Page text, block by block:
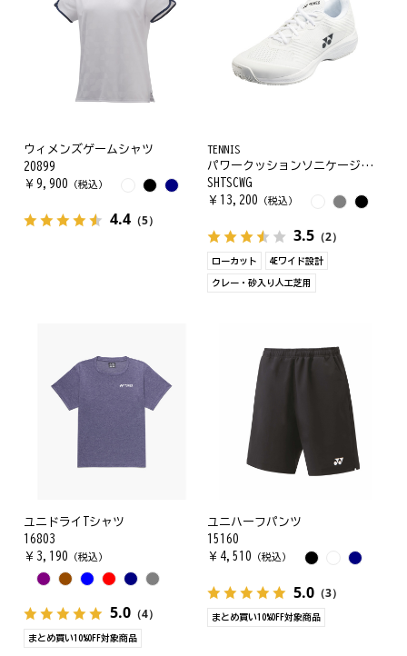
ウィメンズゲームシャツ
20899
￥ 9,900 （税込）
4.4 （5）
TENNIS
パワークッションソニケージワイドGC
SHTSCWG
￥ 13,200 （税込）
3.5（2）
ローカット 4Eワイド設計
クレー・砂入り人工芝用
ユニドライTシャツ
16803
￥ 3,190 （税込）
5.0 （4）
まとめ買い10%OFF対象商品
ユニハーフパンツ
15160
￥ 4,510 （税込）
5.0（3）
まとめ買い10%OFF対象商品